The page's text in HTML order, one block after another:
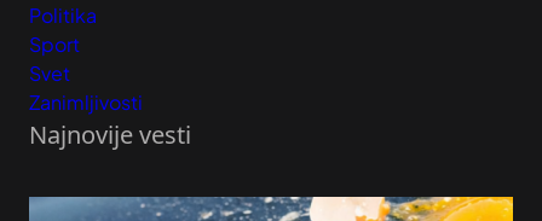
Politika
Sport
Svet
Zanimljivosti
Najnovije vesti